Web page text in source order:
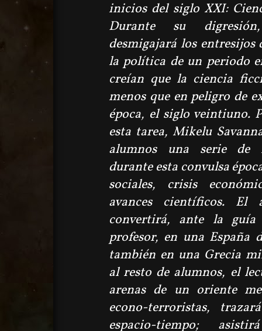
inicios del siglo XXI:
Durante su
desmigajará los
la política de un periodo
creían que la ciencia
menos que en peligro de
época, el siglo veintiuno.
esta tarea, Mikelu
alumnos una serie de
durante esta convulsa
sociales, crisis
avances científicos. El
convertirá, ante la guía
profesor, en una España
también en una Grecia
al resto de alumnos, el
arenas de un oriente
econo-terroristas,
espacio-tiempo;